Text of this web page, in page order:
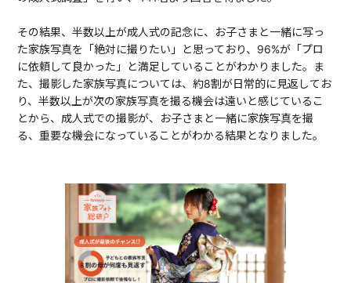
その結果、半数以上が成人式の記念に、お子さまと一緒に写っ
た家族写真を「絶対に撮りたい」と思っており、96%が「プロ
に依頼して良かった」と満足していることがわかりました。ま
た、撮影した家族写真については、約8割が日常的に見返してお
り、半数以上が次の家族写真を撮る機会は遠いと感じているこ
とから、成人式での撮影が、お子さまと一緒に家族写真を撮
る、重要な機会になっていることがわかる結果となりました。